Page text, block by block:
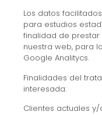
Los datos
para estudios
finalidad de
nuestra web, para
Google Analitycs.
Finalidades del
interesada:
Clientes actuales